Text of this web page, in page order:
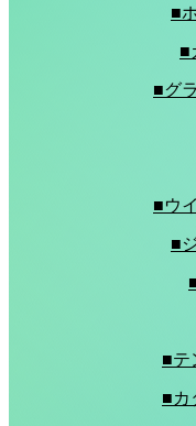
■
■
■グ
■ウ
■
■テ
■カ